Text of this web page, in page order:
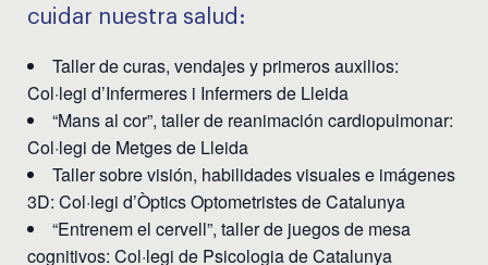
cuidar nuestra salud:
Taller de curas, vendajes y primeros auxilios:
Col·legi d’Infermeres i Infermers de Lleida
“Mans al cor”, taller de reanimación cardiopulmonar:
Col·legi de Metges de Lleida
Taller sobre visión, habilidades visuales e imágenes
3D: Col·legi d’Òptics Optometristes de Catalunya
“Entrenem el cervell”, taller de juegos de mesa
cognitivos: Col·legi de Psicologia de Catalunya